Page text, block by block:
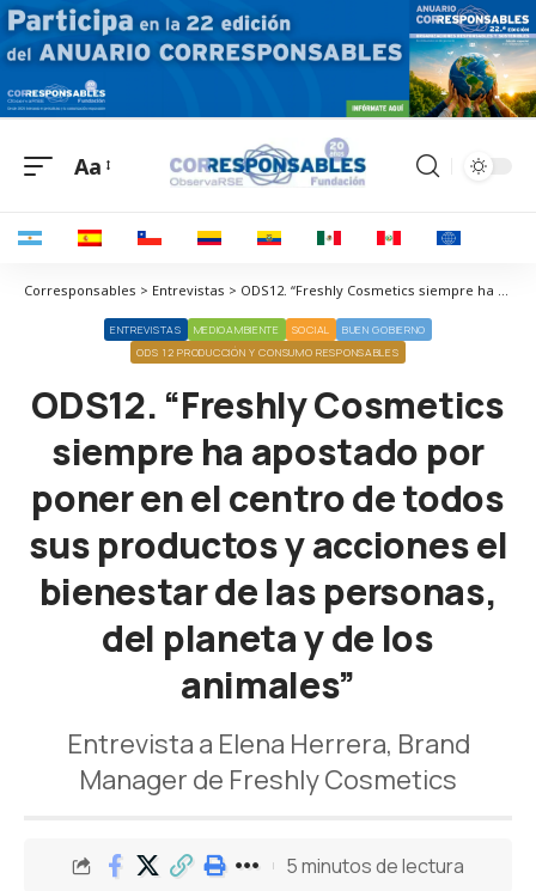
Aa
Corresponsables > Entrevistas > ODS12. “Freshly Cosmetics siempre ha apostado por poner en el centro de todos sus productos y acciones el bienestar de las personas, del planeta y de los animales”
ENTREVISTAS MEDIOAMBIENTE SOCIAL
BUEN GOBIERNO
ODS 12 PRODUCCIÓN Y CONSUMO RESPONSABLES
ODS12. “Freshly Cosmetics
siempre ha apostado por
poner en el centro de todos
sus productos y acciones el
bienestar de las personas,
del planeta y de los
animales”
Entrevista a Elena Herrera, Brand
Manager de Freshly Cosmetics
5 minutos de lectura